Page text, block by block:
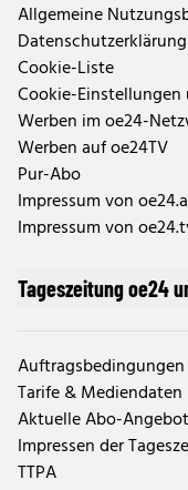
Allgemeine
Datenschutzerklärung
Cookie-Liste
Cookie-
Werben im oe24-
Werben auf oe24TV
Pur-Abo
Impressum von
Impressum von
Tageszeitung oe24
Tarife & Mediendaten
Aktuelle Abo-
Impressen der
TTPA